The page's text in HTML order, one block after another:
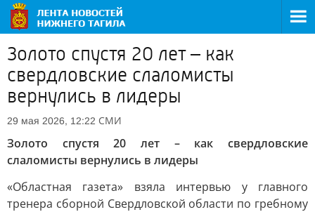
Золото спустя 20 лет – как
свердловские слаломисты
вернулись в лидеры
29 мая 2026, 12:22 СМИ
Золото спустя 20 лет – как свердловские
слаломисты вернулись в лидеры
«Областная газета» взяла интервью у главного
тренера сборной Свердловской области по гребному